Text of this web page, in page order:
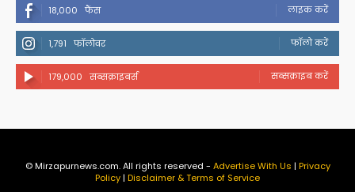
18,000 फैंस लाइक करें
1,791 फॉलोवर फॉलो करें
179,000 सब्सक्राइबर्स सब्सक्राइब करें
© Mirzapurnews.com. All rights reserved - Advertise With Us | Privacy
Policy| Disclaimer & Terms of Service